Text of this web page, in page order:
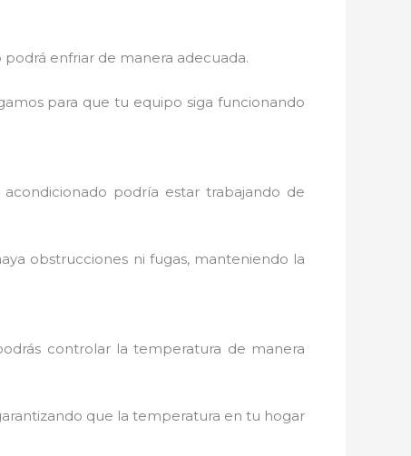
enfriar de manera adecuada.
para que tu equipo siga funcionando
podría estar trabajando de
obstrucciones ni fugas, manteniendo la
controlar la temperatura de manera
que la temperatura en tu hogar